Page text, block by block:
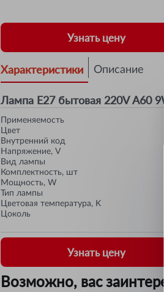
Узнать цену
Характеристики Описание
Лампа Е27 бытовая 220V А60
Применяемость
Цвет
Внутренний код
Напряжение, V
Вид лампы
Комплектность, шт
Мощность, W
Тип лампы
Цветовая температура, K
Цоколь
Узнать цену
Возможно, вас